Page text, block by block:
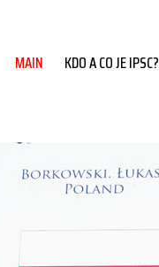
MAIN KDO A CO JE IPSC?